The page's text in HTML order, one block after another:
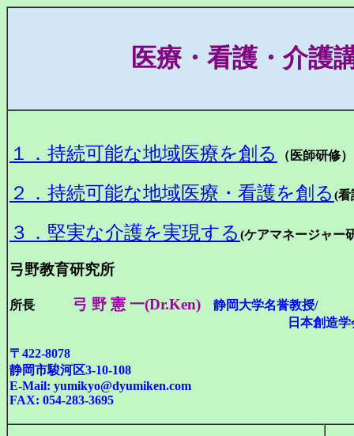
医療・看護・介護
１．持続可能な地域医療を創る （医師研修）
２．持続可能な地域医療・看護を創る (看
３．堅実な介護を実現する (ケアマネージャー
弓野教育研究所
所長 弓 野 憲 一(Dr.Ken) 静岡大学名誉教授/
日本創造学会名誉
〒422-8078
静岡市駿河区3-10-108
E-Mail: yumikyo@dyumiken.com
FAX: 054-283-3695